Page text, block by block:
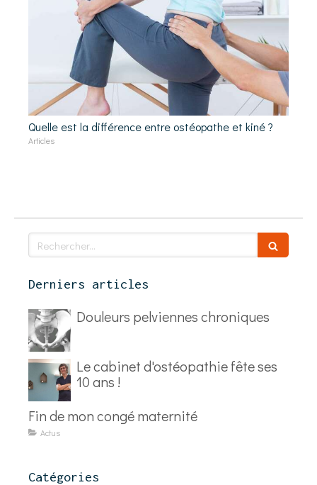
Quelle est la différence entre ostéopathe et kiné ?
Articles
Rechercher
Derniers articles
Douleurs pelviennes chroniques
Le cabinet d'ostéopathie fête ses
10 ans !
Fin de mon congé maternité
Actus
Catégories